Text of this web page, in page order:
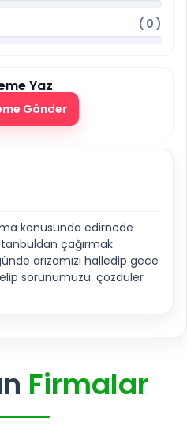
( 0 )
Yaz
Gönder
konusunda edirnede
çağırmak
arızamızı halledip gece
sorunumuzu .çözdüler
Firmalar